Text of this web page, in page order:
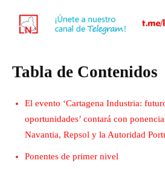
Tabla de Contenidos
El evento ‘Cartagena Industria:
oportunidades’ contará con
Navantia, Repsol y la Autoridad
Ponentes de primer nivel